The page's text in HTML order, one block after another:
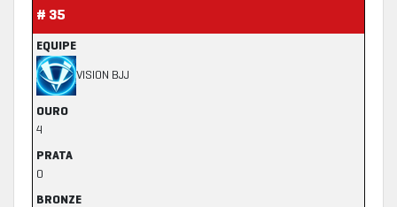
# 35
EQUIPE
VISION BJJ
OURO
4
PRATA
0
BRONZE